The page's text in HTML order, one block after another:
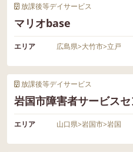
放課後等デイサービス
マリオbase
エリア 広島県>大竹市>立戸
放課後等デイサービス
岩国市障害者サービス
エリア 山口県>岩国市>岩国